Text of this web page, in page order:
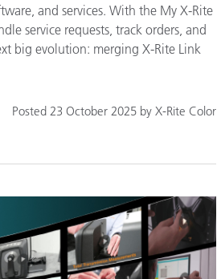
and services. With the My X-Rite
service requests, track orders, and
big evolution: merging X-Rite Link
Posted 23 October 2025 by X-Rite Color